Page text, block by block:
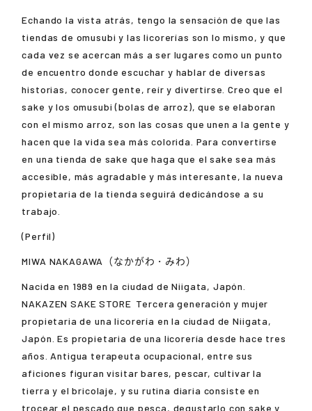
Echando la vista atrás, tengo la sensación de que las
tiendas de omusubi y las licorerías son lo mismo, y que
cada vez se acercan más a ser lugares como un punto
de encuentro donde escuchar y hablar de diversas
historias, conocer gente, reír y divertirse. Creo que el
sake y los omusubi (bolas de arroz), que se elaboran
con el mismo arroz, son las cosas que unen a la gente y
hacen que la vida sea más colorida. Para convertirse
en una tienda de sake que haga que el sake sea más
accesible, más agradable y más interesante, la nueva
propietaria de la tienda seguirá dedicándose a su
trabajo.
(Perfil)
MIWA NAKAGAWA（なかがわ・みわ）
Nacida en 1989 en la ciudad de Niigata, Japón.
NAKAZEN SAKE STORE Tercera generación y mujer
propietaria de una licorería en la ciudad de Niigata,
Japón. Es propietaria de una licorería desde hace tres
años. Antigua terapeuta ocupacional, entre sus
aficiones figuran visitar bares, pescar, cultivar la
tierra y el bricolaje, y su rutina diaria consiste en
trocear el pescado que pesca, degustarlo con sake y